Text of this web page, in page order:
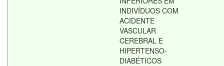
INDIVÍDUOS COM
ACIDENTE
VASCULAR
CEREBRAL E
HIPERTENSO-
DIABÉTICOS